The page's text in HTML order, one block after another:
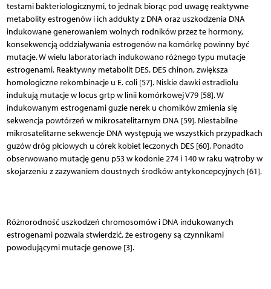
testami bakteriologicznymi, to jednak biorąc pod uwagę reaktywne
metabolity estrogenów i ich addukty z DNA oraz uszkodzenia DNA
indukowane generowaniem wolnych rodników przez te hormony,
konsekwencją oddziaływania estrogenów na komórkę powinny być
mutacje. W wielu laboratoriach indukowano różnego typu mutacje
estrogenami. Reaktywny metabolit DES, DES chinon, zwiększa
homologiczne rekombinacje u E. coli [57]. Niskie dawki estradiolu
indukują mutacje w locus grtp w linii komórkowej V79 [58]. W
indukowanym estrogenami guzie nerek u chomików zmienia się
sekwencja powtórzeń w mikrosatelitarnym DNA [59]. Niestabilne
mikrosatelitarne sekwencje DNA występują we wszystkich przypadkach
guzów dróg płciowych u córek kobiet leczonych DES [60]. Ponadto
obserwowano mutację genu p53 w kodonie 274 i 140 w raku wątroby w
skojarzeniu z zażywaniem doustnych środków antykoncepcyjnych [61].
Różnorodność uszkodzeń chromosomów i DNA indukowanych
estrogenami pozwala stwierdzić, że estrogeny są czynnikami
powodującymi mutacje genowe [3].